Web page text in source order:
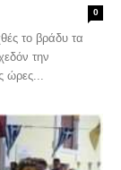
0
το βράδυ τα
την
ώρες...